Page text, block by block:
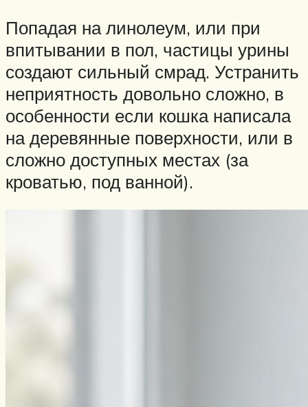
Попадая на линолеум, или при
впитывании в пол, частицы урины
создают сильный смрад. Устранить
неприятность довольно сложно, в
особенности если кошка написала
на деревянные поверхности, или в
сложно доступных местах (за
кроватью, под ванной).